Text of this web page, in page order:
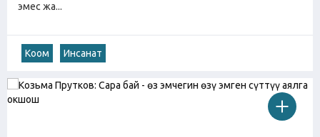
эмес жа...
Коом Инсанат